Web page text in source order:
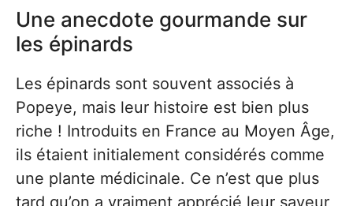
Une anecdote gourmande sur
les épinards
Les épinards sont souvent associés à
Popeye, mais leur histoire est bien plus
riche ! Introduits en France au Moyen Âge,
ils étaient initialement considérés comme
une plante médicinale. Ce n’est que plus